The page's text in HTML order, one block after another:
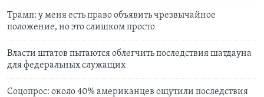
Трамп: у меня есть право объявить чрезвычайное
положение, но это слишком просто
Власти штатов пытаются облегчить последствия шатдауна
для федеральных служащих
Соцопрос: около 40% американцев ощутили последствия